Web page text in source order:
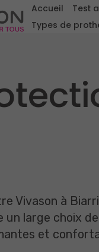
Accueil Test
Types de
Vivason à
un large choix
et